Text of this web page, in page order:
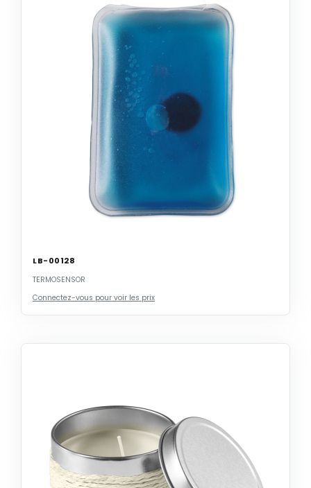
LB-00128
TERMOSENSOR
Connectez-vous pour voir les prix